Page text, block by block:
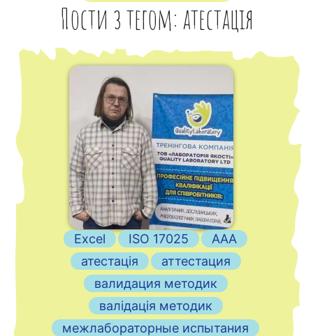
Пости з тегом: атестація
Excel ISO 17025
ААА
атестація
аттестация
валидация методик
валідація методик
межлабораторные испытания